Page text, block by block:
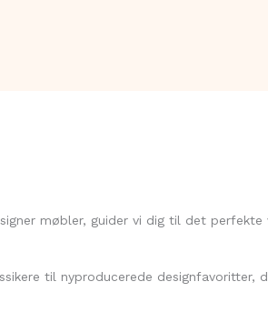
møbler, guider vi dig til det perfekte
til nyproducerede designfavoritter,